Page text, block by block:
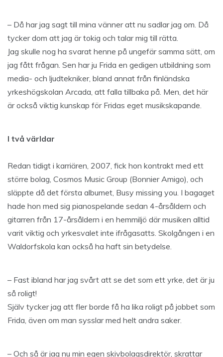
– Då har jag sagt till mina vänner att nu sadlar jag om. Då
tycker dom att jag är tokig och talar mig till rätta.
Jag skulle nog ha svarat henne på ungefär samma sätt, om
jag fått frågan. Sen har ju Frida en gedigen utbildning som
media- och ljudtekniker, bland annat från finländska
yrkeshögskolan Arcada, att falla tillbaka på. Men, det här
är också viktig kunskap för Fridas eget musikskapande.
I två världar
Redan tidigt i karriären, 2007, fick hon kontrakt med ett
större bolag, Cosmos Music Group (Bonnier Amigo), och
släppte då det första albumet, Busy missing you. I bagaget
hade hon med sig pianospelande sedan 4-årsåldern och
gitarren från 17-årsåldern i en hemmiljö där musiken alltid
varit viktig och yrkesvalet inte ifrågasatts. Skolgången i en
Waldorfskola kan också ha haft sin betydelse.
– Fast ibland har jag svårt att se det som ett yrke, det är ju
så roligt!
Själv tycker jag att fler borde få ha lika roligt på jobbet som
Frida, även om man sysslar med helt andra saker.
– Och så är jag nu min egen skivbolagsdirektör, skrattar